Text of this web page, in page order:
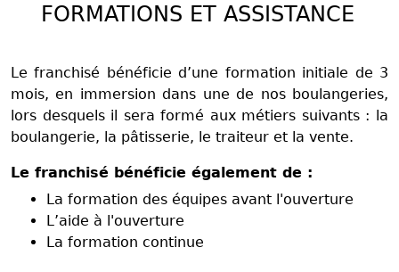
FORMATIONS ET ASSISTANCE
Le franchisé bénéficie d’une formation initiale de 3
mois, en immersion dans une de nos boulangeries,
lors desquels il sera formé aux métiers suivants : la
boulangerie, la pâtisserie, le traiteur et la vente.
Le franchisé bénéficie également de :
La formation des équipes avant l'ouverture
L’aide à l'ouverture
La formation continue